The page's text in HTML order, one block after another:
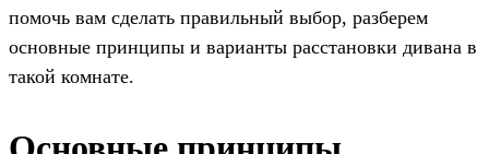
помочь вам сделать правильный выбор, разберем
основные принципы и варианты расстановки дивана в
такой комнате.